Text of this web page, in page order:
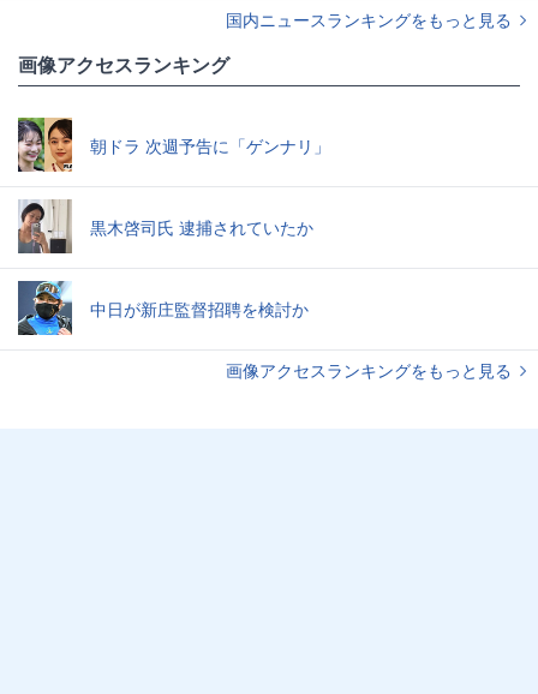
国内ニュースランキングをもっと見る
画像アクセスランキング
朝ドラ 次週予告に「ゲンナリ」
黒木啓司氏 逮捕されていたか
中日が新庄監督招聘を検討か
画像アクセスランキングをもっと見る